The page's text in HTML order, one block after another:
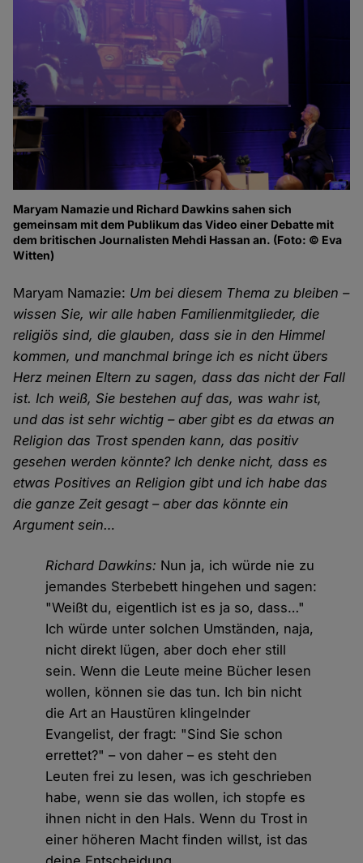
Maryam Namazie und Richard Dawkins sahen sich
gemeinsam mit dem Publikum das Video einer Debatte mit
dem britischen Journalisten Mehdi Hassan an. (Foto: © Eva
Witten)
Maryam Namazie: Um bei diesem Thema zu bleiben –
wissen Sie, wir alle haben Familienmitglieder, die
religiös sind, die glauben, dass sie in den Himmel
kommen, und manchmal bringe ich es nicht übers
Herz meinen Eltern zu sagen, dass das nicht der Fall
ist. Ich weiß, Sie bestehen auf das, was wahr ist,
und das ist sehr wichtig – aber gibt es da etwas an
Religion das Trost spenden kann, das positiv
gesehen werden könnte? Ich denke nicht, dass es
etwas Positives an Religion gibt und ich habe das
die ganze Zeit gesagt – aber das könnte ein
Argument sein…
Richard Dawkins: Nun ja, ich würde nie zu
jemandes Sterbebett hingehen und sagen:
"Weißt du, eigentlich ist es ja so, dass…"
Ich würde unter solchen Umständen, naja,
nicht direkt lügen, aber doch eher still
sein. Wenn die Leute meine Bücher lesen
wollen, können sie das tun. Ich bin nicht
die Art an Haustüren klingelnder
Evangelist, der fragt: "Sind Sie schon
errettet?" – von daher – es steht den
Leuten frei zu lesen, was ich geschrieben
habe, wenn sie das wollen, ich stopfe es
ihnen nicht in den Hals. Wenn du Trost in
einer höheren Macht finden willst, ist das